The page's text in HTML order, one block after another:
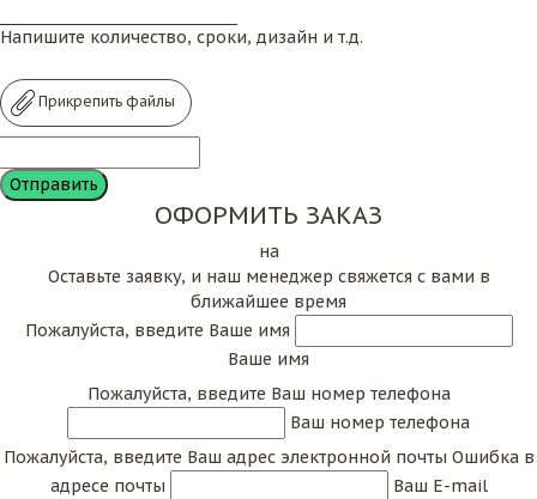
Напишите количество, сроки, дизайн и т.д.
Прикрепить файлы
ОФОРМИТЬ ЗАКАЗ
на
Оставьте заявку, и наш менеджер свяжется с вами в
ближайшее время
Пожалуйста, введите Ваше имя
Ваше имя
Пожалуйста, введите Ваш номер телефона
Ваш номер телефона
Пожалуйста, введите Ваш адрес электронной почты Ошибка в
адресе почты
Ваш E-mail